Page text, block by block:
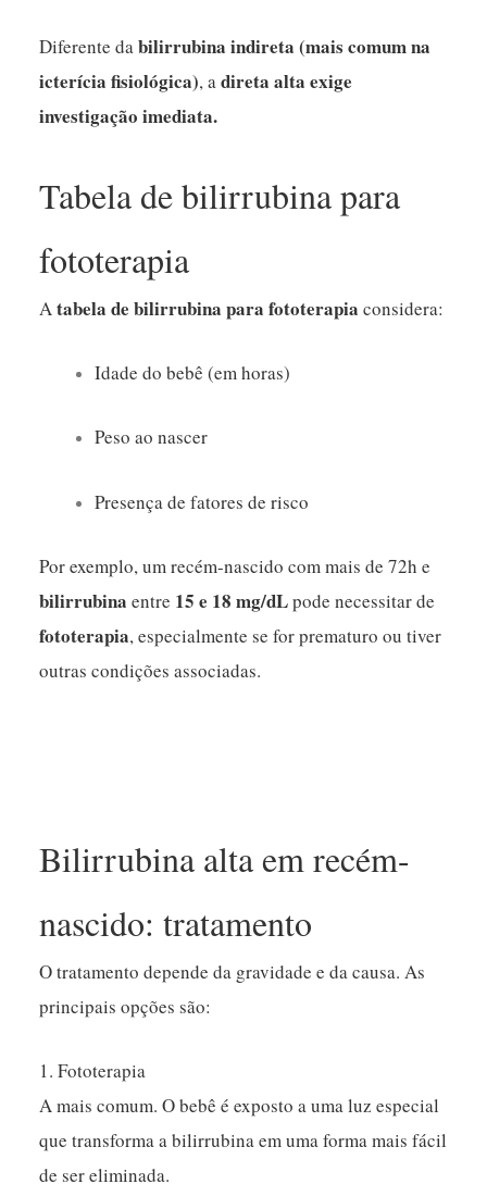
Diferente dabilirrubina indireta (mais comum na
icterícia fisiológica), adireta alta exige
investigação imediata.
Tabela de bilirrubina para
fototerapia
Atabela de bilirrubina para fototerapia considera:
Idade do bebê (em horas)
Peso ao nascer
Presença de fatores de risco
Por exemplo, um recém-nascido com mais de 72h e
bilirrubina entre 15 e 18 mg/dLpode necessitar de
fototerapia, especialmente se for prematuro ou tiver
outras condições associadas.
Bilirrubina alta em recém-
nascido: tratamento
O tratamento depende da gravidade e da causa. As
principais opções são:
1. Fototerapia
A mais comum. O bebê é exposto a uma luz especial
que transforma a bilirrubina em uma forma mais fácil
de ser eliminada.